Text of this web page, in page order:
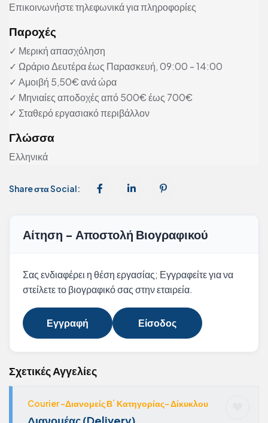
Επικοινωνήστε τηλεφωνικά για πληροφορίες
Παροχές
✓ Μερική απασχόληση
✓ Ωράριο Δευτέρα έως Παρασκευή, 09:00 - 14:00
✓ Αμοιβή 5,50€ ανά ώρα
✓ Μηνιαίες αποδοχές από 500€ έως 700€
✓ Σταθερό εργασιακό περιβάλλον
Γλώσσα
Ελληνικά
Share στα Social:
Αίτηση - Αποστολή Βιογραφικού
Σας ενδιαφέρει η θέση εργασίας; Εγγραφείτε για να
στείλετε το βιογραφικό σας στην εταιρεία.
Εγγραφή Είσοδος
Σχετικές Αγγελίες
Courier -Διανομείς Β΄ Κατηγορίας- Δίκυκλου